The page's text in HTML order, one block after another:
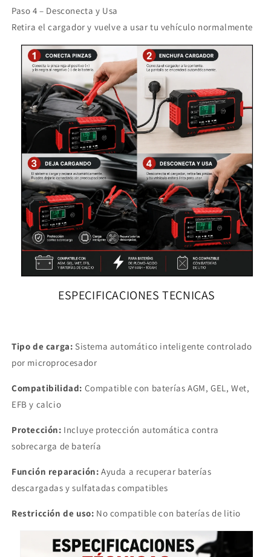
Paso 4 – Desconecta y Usa
Retira el cargador y vuelve a usar tu vehículo normalmente
ESPECIFICACIONES TECNICAS
Tipo de carga: Sistema automático inteligente controlado
por microprocesador
Compatibilidad: Compatible con baterías AGM, GEL, Wet,
EFB y calcio
Protección: Incluye protección automática contra
sobrecarga de batería
Función reparación: Ayuda a recuperar baterías
descargadas y sulfatadas compatibles
Restricción de uso: No compatible con baterías de litio